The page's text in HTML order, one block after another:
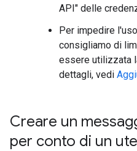
API" delle
Per impedire
consigliamo di
essere utilizzata
dettagli, vedi
Creare un
per conto di un